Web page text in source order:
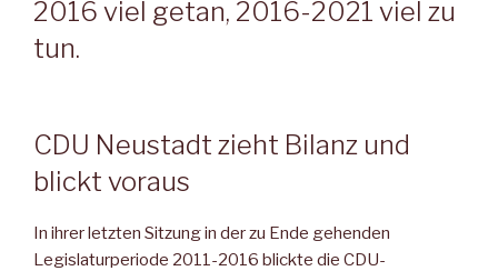
2016 viel getan, 2016-2021 viel zu
tun.
CDU Neustadt zieht Bilanz und
blickt voraus
In ihrer letzten Sitzung in der zu Ende gehenden
Legislaturperiode 2011-2016 blickte die CDU-